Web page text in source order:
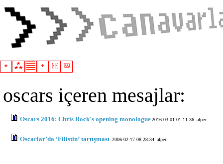
oscars içeren mesajlar:
Oscars 2016: Chris Rock's opening monologue2016-03-01 01:11:36 alper
Oscarlar’da ‘Filistin’ tartışması 2006-02-17 08:28:34 alper